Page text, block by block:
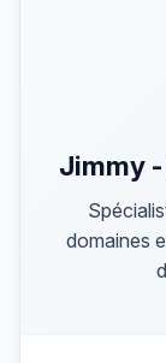
Jimmy
domaines